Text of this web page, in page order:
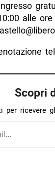
alle ore
Scopri
per ricevere